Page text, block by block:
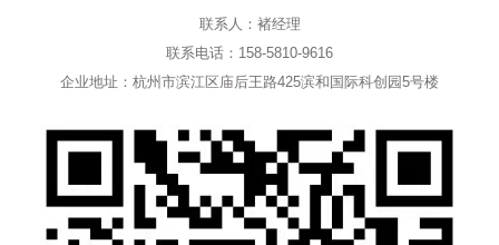
联系人：褚经理
联系电话：158-5810-9616
企业地址：杭州市滨江区庙后王路425滨和国际科创园5号楼